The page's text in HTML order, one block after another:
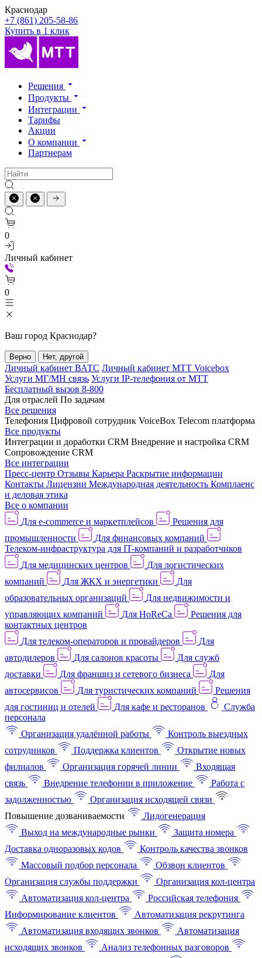
Краснодар
+7 (861) 205-58-86
Купить в 1 клик
Решения
Продукты
Интеграции
Тарифы
Акции
О компании
Партнерам
0
Личный кабинет
0
Ваш город Краснодар?
Верно Нет, другой
Личный кабинет ВАТС Личный кабинет МТТ Voicebox
Услуги МГ/МН связь Услуги IP-телефония от МТТ
Бесплатный вызов 8-800
Для отраслей По задачам
Все решения
Телефония Цифровой сотрудник VoiceBox Telecom платформа
Все продукты
Интеграции и доработки CRM Внедрение и настройка CRM
Сопровождение CRM
Все интеграции
Пресс-центр Отзывы Карьера Раскрытие информации
Контакты Лицензии Международная деятельность Комплаенс
и деловая этика
Все о компании
Для e-commerce и маркетплейсов
Решения для
промышленности
Для финансовых компаний
Телеком-инфраструктура для IT-компаний и разработчиков
Для медицинских центров
Для логистических
компаний
Для ЖКХ и энергетики
Для
образовательных организаций
Для недвижимости и
управляющих компаний
Для HoReCa
Решения для
контактных центров
Для телеком-операторов и провайдеров
Для
автодилеров
Для салонов красоты
Для служб
доставки
Для франшиз и сетевого бизнеса
Для
автосервисов
Для туристических компаний
Решения
для гостиниц и отелей
Для кафе и ресторанов
Служба
персонала
Организация удалённой работы
Контроль выездных
сотрудников
Поддержка клиентов
Открытие новых
филиалов
Организация горячей линии
Входящая
связь
Внедрение телефонии в приложение
Работа с
задолженностью
Организация исходящей связи
Повышение дозваниваемости
Лидогенерация
Выход на международные рынки
Защита номера
Доставка одноразовых кодов
Контроль качества звонков
Массовый подбор персонала
Обзвон клиентов
Организация службы поддержки
Организация кол-центра
Автоматизация кол-центра
Российская телефония
Информирование клиентов
Автоматизация рекрутинга
Автоматизация входящих звонков
Автоматизация
исходящих звонков
Анализ телефонных разговоров